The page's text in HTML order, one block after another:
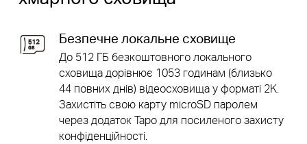
Безпечне локальне сховище
До 512 ГБ безкоштовного локального
сховища дорівнює 1053 годинам (близько
44 повних днів) відеосховища у форматі 2K.
Захистіть свою карту microSD паролем
через додаток Tapo для посиленого захисту
конфіденційності.